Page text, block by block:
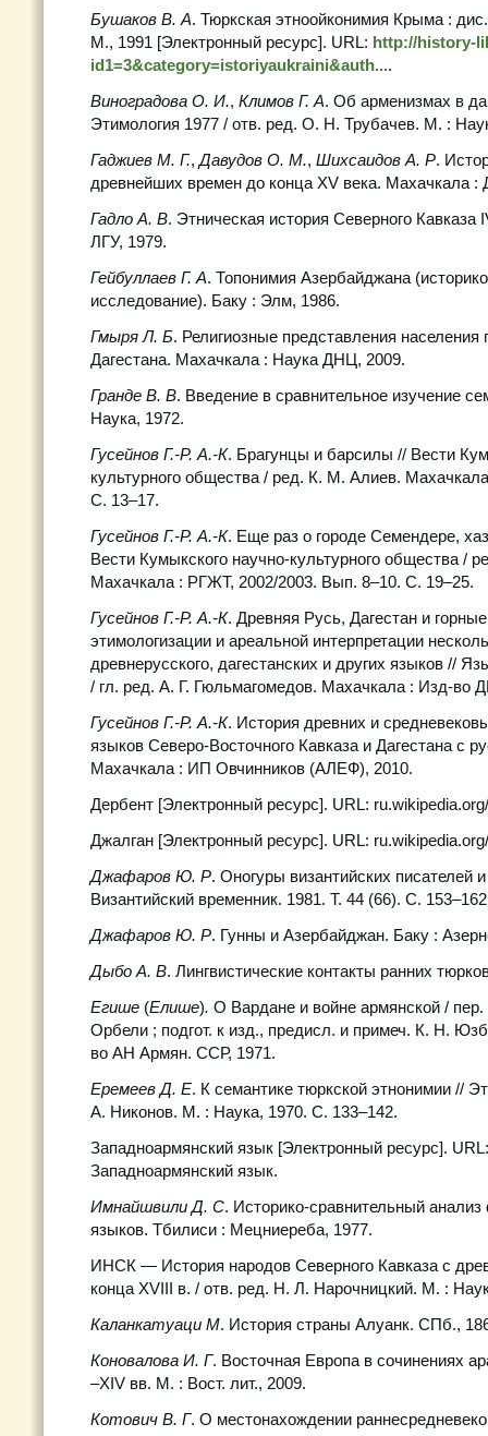
Бушаков В. А. Тюркская этноойконимия Крыма :
М., 1991 [Электронный ресурс]. URL: http://history-
id1=3&category=istoriyaukraini&auth....
Виноградова О. И., Климов Г. А. Об арменизмах в
Этимология 1977 / отв. ред. О. Н. Трубачев. М. :
Гаджиев М. Г.,Давудов О. М., Шихсаидов А. Р.
древнейших времен до конца XV века. Махачкала
Гадло А. В. Этническая история Северного
ЛГУ, 1979.
Гейбуллаев Г. А. Топонимия Азербайджана
исследование). Баку : Элм, 1986.
Гмыря Л. Б. Религиозные представления населения
Дагестана. Махачкала : Наука ДНЦ, 2009.
Гранде В. В. Введение в сравнительное изучение
Наука, 1972.
Гусейнов Г.-Р. А.-К. Брагунцы и барсилы // Вести
культурного общества / ред. К. М. Алиев.
С. 13–17.
Гусейнов Г.-Р. А.-К. Еще раз о городе Семендере,
Вести Кумыкского научно-культурного общества /
Махачкала : РГЖТ, 2002/2003. Вып. 8–10. С. 19–25.
Гусейнов Г.-Р. А.-К. Древняя Русь, Дагестан и
этимологизации и ареальной интерпретации
древнерусского, дагестанских и других языков //
/ гл. ред. А. Г. Гюльмагомедов. Махачкала : Изд-во
Гусейнов Г.-Р. А.-К. История древних и
языков Северо-Восточного Кавказа и Дагестана с
Махачкала : ИП Овчинников (АЛЕФ), 2010.
Дербент [Электронный ресурс]. URL:
Джалган [Электронный ресурс]. URL:
Джафаров Ю. Р. Оногуры византийских
Византийский временник. 1981. Т. 44 (66). С.
Джафаров Ю. Р. Гунны и Азербайджан. Баку :
Дыбо А. В. Лингвистические контакты ранних
Егише (Елише). О Вардане и войне армянской /
Орбели ; подгот. к изд., предисл. и примеч. К. Н.
во АН Армян. ССР, 1971.
Еремеев Д. Е. К семантике тюркской этнонимии //
А. Никонов. М. : Наука, 1970. С. 133–142.
Западноармянский язык [Электронный ресурс].
Западноармянский язык.
Имнайшвили Д. С. Историко-сравнительный анализ
языков. Тбилиси : Мецниереба, 1977.
ИНСК — История народов Северного Кавказа с
конца XVIII в. / отв. ред. Н. Л. Нарочницкий. М. :
Каланкатуаци М. История страны Алуанк. СПб.,
Коновалова И. Г. Восточная Европа в сочинениях
–XIV вв. М. : Вост. лит., 2009.
Котович В. Г. О местонахождении